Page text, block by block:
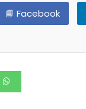
📘 Facebook